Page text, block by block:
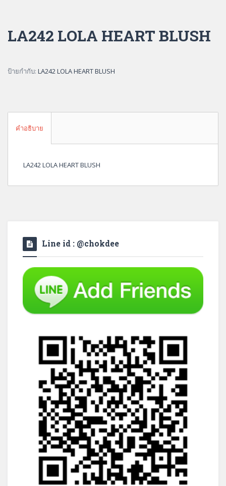
LA242 LOLA HEART BLUSH
ป้ายกำกับ: LA242 LOLA HEART BLUSH
คำอธิบาย
LA242 LOLA HEART BLUSH
Line id : @chokdee